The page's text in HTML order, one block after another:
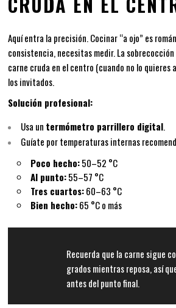
Aquí entra la precisión. Cocinar “a ojo” es
consistencia, necesitas medir. La
carne cruda en el centro (cuando no lo quieres
los invitados.
Solución profesional:
Usa un termómetro parrillero digital.
Guíate por temperaturas internas
Poco hecho:50–52 °C
Al punto:55–57 °C
Tres cuartos:60–63 °C
Bien hecho:65 °C o más
Recuerda que la carne sigue
grados mientras reposa, así
antes del punto final.